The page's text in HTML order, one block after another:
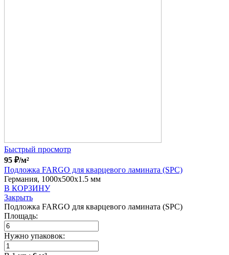
Быстрый просмотр
95 ₽/м²
Подложка FARGO для кварцевого ламината (SPC)
Германия, 1000x500x1.5 мм
В КОРЗИНУ
Закрыть
Подложка FARGO для кварцевого ламината (SPC)
Площадь:
Нужно упаковок: